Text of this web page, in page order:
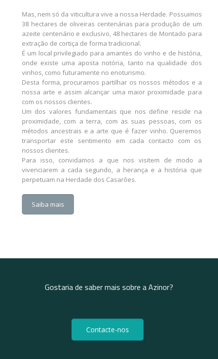
Mas, nem só da viticultura vive a nossa Herdade. Possuimos
38 hectares de oliveiras centenárias para produção de um
azeite centenário e exclusivo, 48 hectares de Montado para
extração de cortiça de forma tradicional.
É um local privilegiado para amantes do vinho e de história,
onde existe uma aposta notória, tanto na qualidade dos
vinhos, como futuramente no enoturismo.
Desta forma, procuramos partilhar os nossos métodos e a
nossa arte e assim alcançar uma maior proximidade para
com os nossos clientes.
Um dos valores fundamentais que nos define reside na
proximidade, com a terra, com as suas pessoas, com os
métodos ancestrais e a arte que é fazer vinho. Queremos
transportar este sentimento em cada contacto com os
nossos clientes.
Para isso, convidamos a que nos visitem de modo a
vivenciarem a cada segundo, a herança e a história que
perpetuam na Herdade dos Casarões.
Saiba mais
Gostaria de saber mais sobre a Azinor?
Contacte-nos